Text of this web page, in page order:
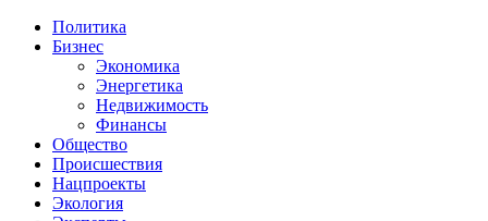
Политика
Бизнес
Экономика
Энергетика
Недвижимость
Финансы
Общество
Происшествия
Нацпроекты
Экология